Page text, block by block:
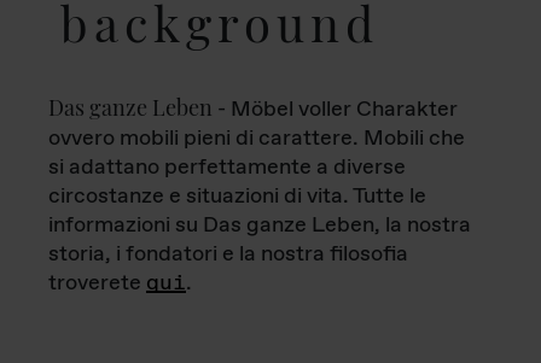
background
Das ganze Leben - Möbel voller Charakter
ovvero mobili pieni di carattere. Mobili che
si adattano perfettamente a diverse
circostanze e situazioni di vita. Tutte le
informazioni su Das ganze Leben, la nostra
storia, i fondatori e la nostra filosofia
troverete qui.